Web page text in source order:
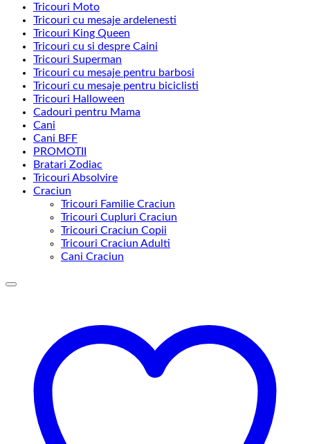
Tricouri Moto
Tricouri cu mesaje ardelenesti
Tricouri King Queen
Tricouri cu si despre Caini
Tricouri Superman
Tricouri cu mesaje pentru barbosi
Tricouri cu mesaje pentru biciclisti
Tricouri Halloween
Cadouri pentru Mama
Cani
Cani BFF
PROMOTII
Bratari Zodiac
Tricouri Absolvire
Craciun
Tricouri Familie Craciun
Tricouri Cupluri Craciun
Tricouri Craciun Copii
Tricouri Craciun Adulti
Cani Craciun